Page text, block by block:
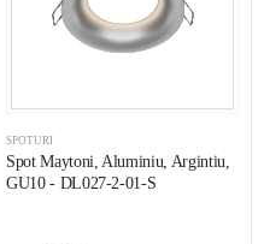
SPOTURI
Spot Maytoni, Aluminiu, Argintiu,
GU10 - DL027-2-01-S